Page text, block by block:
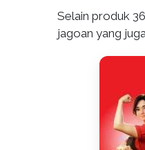
Selain produk
jagoan yang